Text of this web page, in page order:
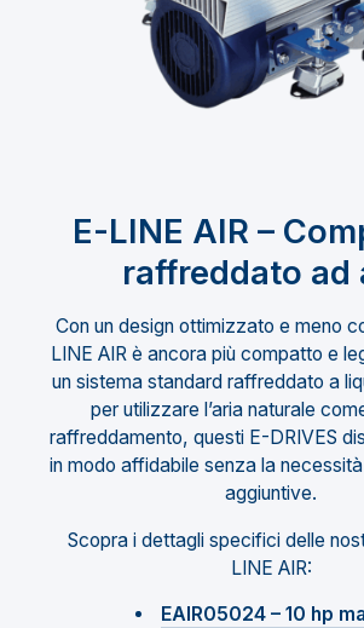
E-LINE AIR –
raffreddato ad
Con un design ottimizzato e meno
LINE AIR è ancora più compatto e
un sistema standard raffreddato a
per utilizzare l’aria naturale
raffreddamento, questi E-DRIVES
in modo affidabile senza la
aggiuntive.
Scopra i dettagli specifici delle
LINE AIR:
EAIR05024 – 10 hp